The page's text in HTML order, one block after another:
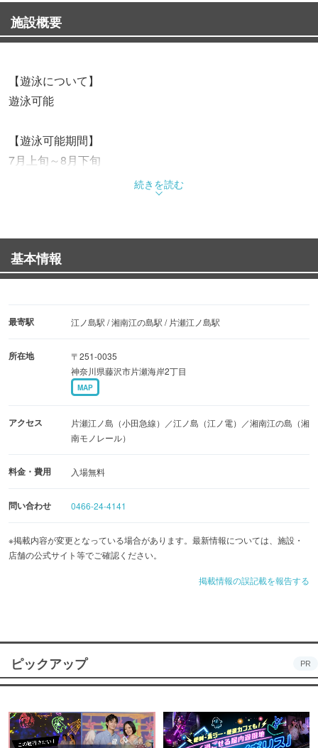
施設概要
【遊泳について】
遊泳可能
【遊泳可能期間】
7月上旬～8月下旬
【海の家】
あり
※諸状況により、掲載しております電話番号や料金が変更
ただくか、公式サイト等で最新情報をご確認ください。
続きを読む
基本情報
最寄駅 江ノ島駅 / 湘南江の島駅 / 片瀬江ノ島駅
所在地
〒251-0035
神奈川県藤沢市片瀬海岸2丁目
MAP
アクセス
片瀬江ノ島（小田急線）／江ノ島（江ノ電）／湘南江の島（湘
南モノレール）
料金・費用 入場無料
問い合わせ 0466-24-4141
※掲載内容が変更となっている場合があります。最新情報については、施設・
店舗の公式サイト等でご確認ください。
掲載情報の誤記載を報告する
ピックアップ PR